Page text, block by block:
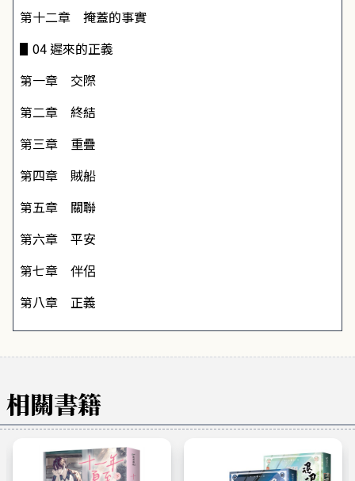
第十二章 掩蓋的事實
▋04 遲來的正義
第一章 交際
第二章 終結
第三章 重疊
第四章 賊船
第五章 關聯
第六章 平安
第七章 伴侶
第八章 正義
相關書籍